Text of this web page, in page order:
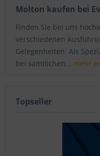
Molton kaufen bei
Finden Sie bei uns
verschiedenen
Gelegenheiten. Als
bei sämtlichen... mehr
Topseller